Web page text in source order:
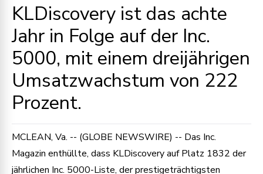
KLDiscovery ist das achte
Jahr in Folge auf der Inc.
5000, mit einem dreijährigen
Umsatzwachstum von 222
Prozent.
MCLEAN, Va. -- (GLOBE NEWSWIRE) -- Das Inc.
Magazin enthüllte, dass KLDiscovery auf Platz 1832 der
jährlichen Inc. 5000-Liste, der prestigeträchtigsten